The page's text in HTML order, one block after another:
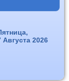
Августа 2026